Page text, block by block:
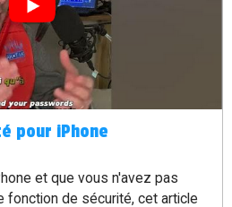
pour iPhone
et que vous n'avez pas
fonction de sécurité, cet article